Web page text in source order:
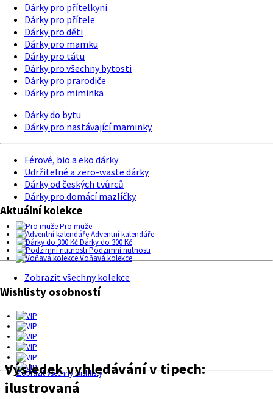
Dárky pro přítelkyni
Dárky pro přítele
Dárky pro děti
Dárky pro mamku
Dárky pro tátu
Dárky pro všechny bytosti
Dárky pro prarodiče
Dárky pro miminka
Dárky do bytu
Dárky pro nastávající maminky
Férové, bio a eko dárky
Udržitelné a zero-waste dárky
Dárky od českých tvůrců
Dárky pro domácí mazlíčky
Aktuální kolekce
Pro muže
Adventní kalendáře
Dárky do 300 Kč
Podzimní nutnosti
Voňavá kolekce
Zobrazit všechny kolekce
Wishlisty osobností
Zobrazit všechny wishlisty
Výsledek vyhledávání v tipech:
ilustrovaná